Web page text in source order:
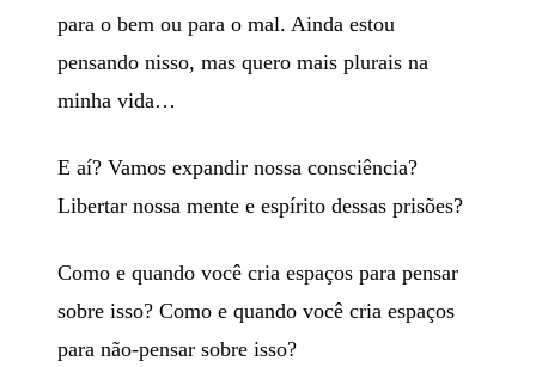
para o bem ou para o mal. Ainda estou
pensando nisso, mas quero mais plurais na
minha vida…
E aí? Vamos expandir nossa consciência?
Libertar nossa mente e espírito dessas prisões?
Como e quando você cria espaços para pensar
sobre isso? Como e quando você cria espaços
para não-pensar sobre isso?